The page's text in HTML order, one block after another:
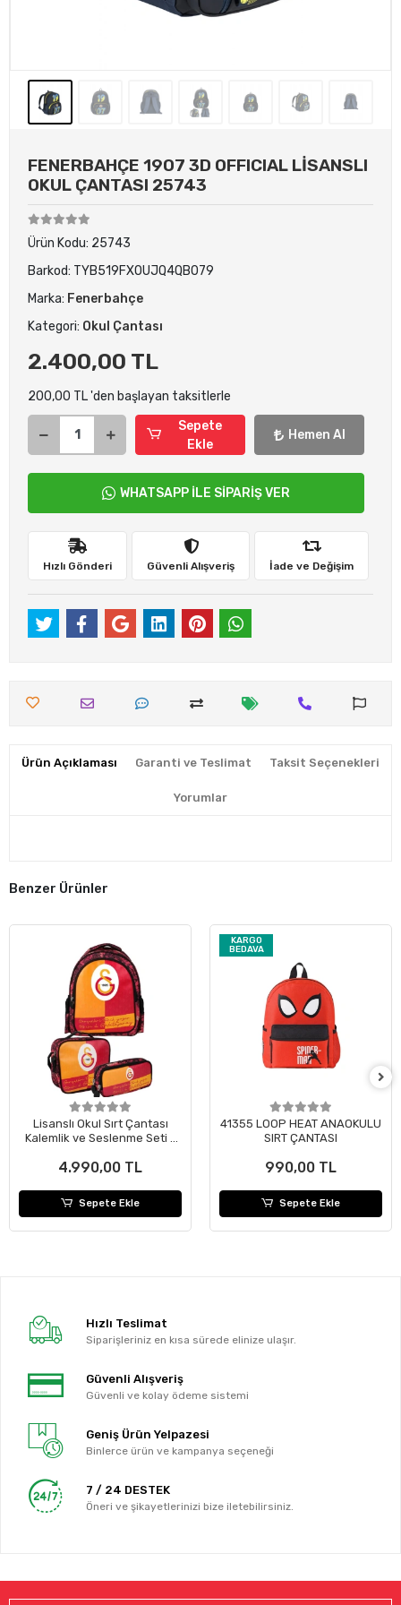
FENERBAHÇE 1907 3D OFFICIAL LİSANSLI
OKUL ÇANTASI 25743
Ürün Kodu: 25743
Barkod: TYB519FXOUJQ4QB079
Marka: Fenerbahçe
Kategori: Okul Çantası
2.400,00 TL
200,00 TL 'den başlayan taksitlerle
Sepete
Ekle
Hemen Al
WHATSAPP İLE SİPARİŞ VER
Hızlı Gönderi Güvenli Alışveriş İade ve Değişim
Ürün Açıklaması Garanti ve Teslimat Taksit Seçenekleri
Yorumlar
Benzer Ürünler
Lisanslı Okul Sırt Çantası
Kalemlik ve Seslenme Seti -
4.990,00 TL
Sepete Ekle
KARGO
BEDAVA
41355 LOOP HEAT ANAOKULU
SIRT ÇANTASI
990,00 TL
Sepete Ekle
Hızlı Teslimat
Siparişleriniz en kısa sürede elinize ulaşır.
Güvenli Alışveriş
Güvenli ve kolay ödeme sistemi
Geniş Ürün Yelpazesi
Binlerce ürün ve kampanya seçeneği
7 / 24 DESTEK
Öneri ve şikayetlerinizi bize iletebilirsiniz.